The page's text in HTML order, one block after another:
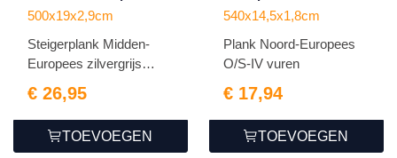
zilvergrijs vuren
500x19x2,9cm
Steigerplank Midden-
Europees zilvergrijs
€ 26,95
TOEVOEGEN
vuren
540x14,5x1,8cm
Plank Noord-Europees
O/S-IV vuren
€ 17,94
TOEVOEGEN